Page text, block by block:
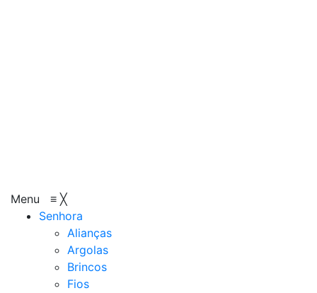
Menu ≡ ╳
Senhora
Alianças
Argolas
Brincos
Fios